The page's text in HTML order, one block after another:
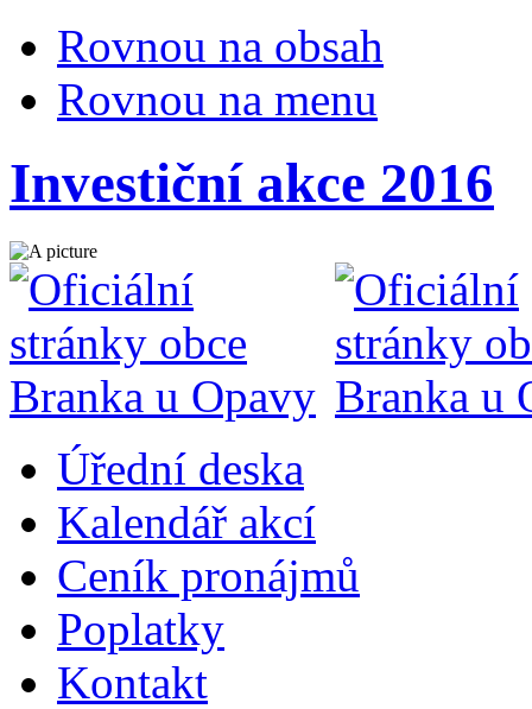
Rovnou na obsah
Rovnou na menu
Investiční akce 2016
Úřední deska
Kalendář akcí
Ceník pronájmů
Poplatky
Kontakt